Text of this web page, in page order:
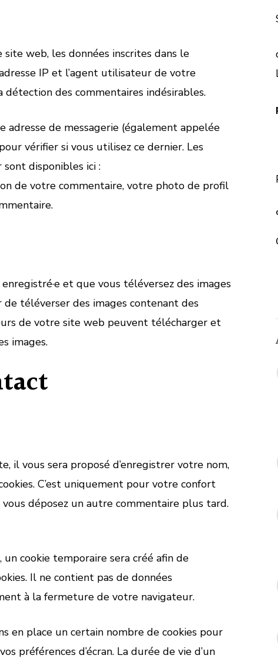
web, les données inscrites dans le
IP et l’agent utilisateur de votre
des commentaires indésirables.
adresse de messagerie (également appelée
vérifier si vous utilisez ce dernier. Les
disponibles ici :
de votre commentaire, votre photo de profil
et que vous téléversez des images
de téléverser des images contenant des
de votre site web peuvent télécharger et
images.
il vous sera proposé d’enregistrer votre nom,
C’est uniquement pour votre confort
déposez un autre commentaire plus tard.
cookie temporaire sera créé afin de
Il ne contient pas de données
à la fermeture de votre navigateur.
en place un certain nombre de cookies pour
préférences d’écran. La durée de vie d’un